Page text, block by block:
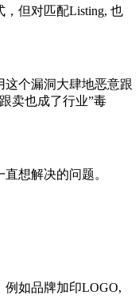
但对匹配Listing, 也
个漏洞大肆地恶意跟
卖也成了行业”毒
想解决的问题。
例如品牌加印LOGO,